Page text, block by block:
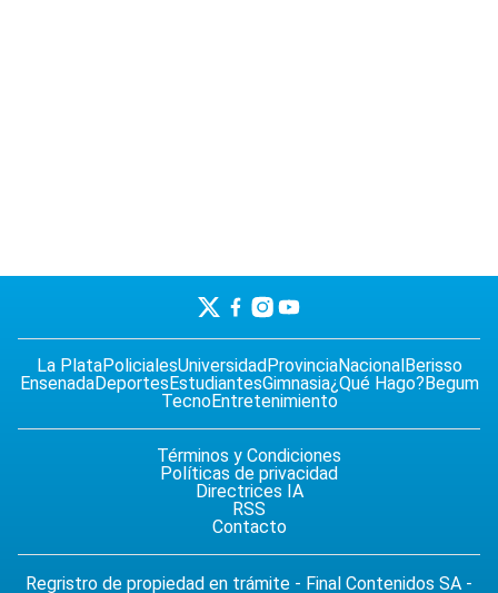
La PlataPolicialesUniversidad ProvinciaNacional Berisso
EnsenadaDeportes EstudiantesGimnasia¿Qué Hago? Begum
TecnoEntretenimiento
Términos y Condiciones
Políticas de privacidad
Directrices IA
RSS
Contacto
Regristro de propiedad en trámite - Final Contenidos SA -